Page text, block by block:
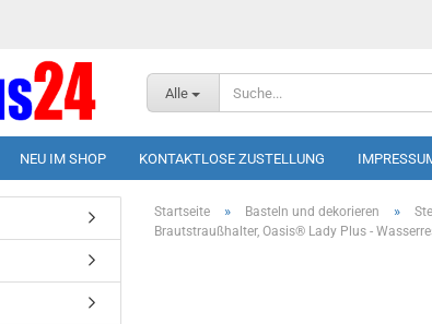
Alle
NEU IM SHOP KONTAKTLOSE ZUSTELLUNG
Startseite » Basteln und dekorieren »
Brautstraußhalter, Oasis® Lady Plus -